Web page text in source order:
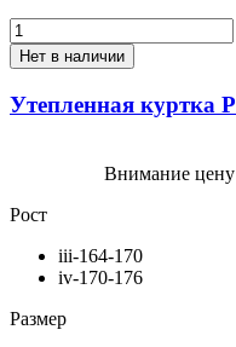
Нет в наличии
Утепленная куртка
Внимание цену
Рост
iii-164-170
iv-170-176
Размер